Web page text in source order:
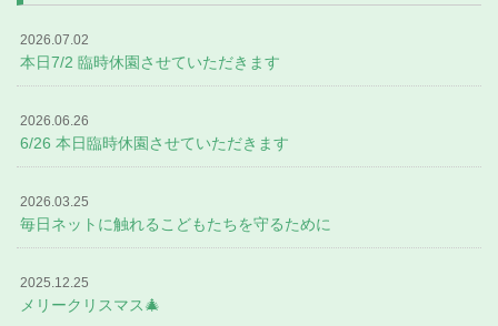
2026.07.02
本日7/2 臨時休園させていただきます
2026.06.26
6/26 本日臨時休園させていただきます
2026.03.25
毎日ネットに触れるこどもたちを守るために
2025.12.25
メリークリスマス🎄